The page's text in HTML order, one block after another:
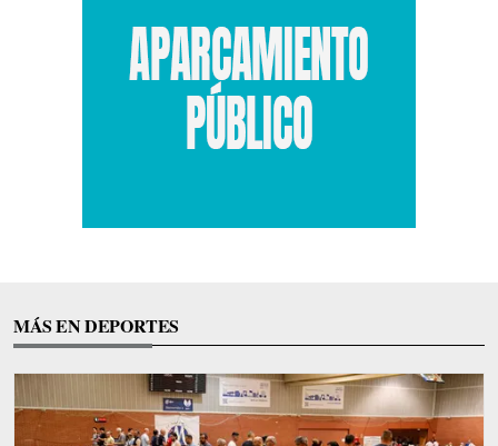
MÁS EN DEPORTES